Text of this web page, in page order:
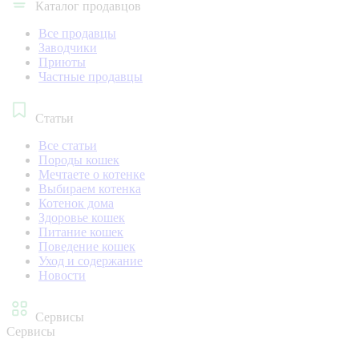
Каталог продавцов
Все продавцы
Заводчики
Приюты
Частные продавцы
Статьи
Все статьи
Породы кошек
Мечтаете о котенке
Выбираем котенка
Котенок дома
Здоровье кошек
Питание кошек
Поведение кошек
Уход и содержание
Новости
Сервисы
Сервисы